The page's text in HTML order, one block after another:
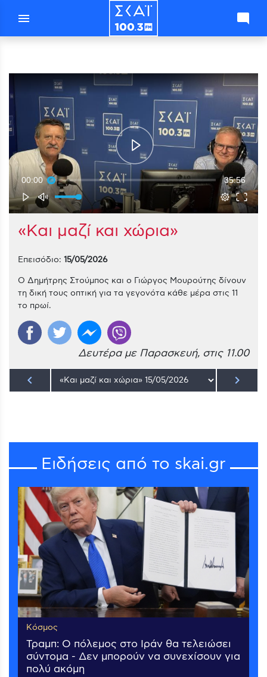
menu mode_comment
00:00 35:56
«Και μαζί και χώρια»
Επεισόδιο: 15/05/2026
Ο Δημήτρης Στούμπος και ο Γιώργος Μουρούτης δίνουν
τη δική τους οπτική για τα γεγονότα κάθε μέρα στις 11
το πρωί.
Δευτέρα με Παρασκευή, στις 11.00
keyboard_arrow_left keyboard_arrow_right
Ειδήσεις από το skai.gr
Κόσμος
Τραμπ: Ο πόλεμος στο Ιράν θα τελειώσει
σύντομα - Δεν μπορούν να συνεχίσουν για
πολύ ακόμη